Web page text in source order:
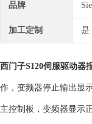
品牌
加工定制 是
西门子S120伺服驱动器
作，变频器停止输出显
主控制板，变频器显示